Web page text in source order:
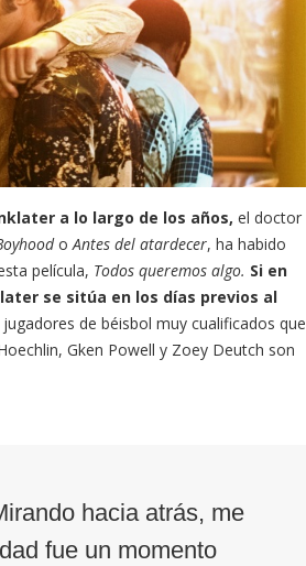
a lo largo de los años, el doctor
oAntes del atardecer, ha habido
película, Todos queremos algo. Si en
se sitúa en los días previos al
de béisbol muy cualificados que
Gken Powell y Zoey Deutch son
hacia atrás, me
fue un momento